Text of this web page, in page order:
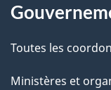
Toutes les
Ministères et